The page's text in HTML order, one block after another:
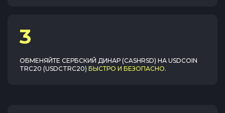
3
ОБМЕНЯЙТЕ СЕРБСКИЙ ДИНАР (CASHRSD) НА USDCOIN
TRC20 (USDCTRC20) БЫСТРО И БЕЗОПАСНО.